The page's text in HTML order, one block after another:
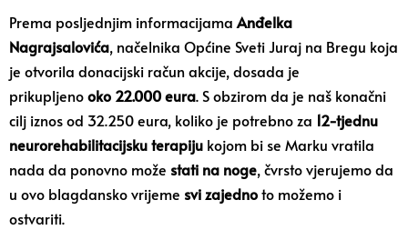
Prema posljednjim informacijama Anđelka
Nagrajsalovića, načelnika Općine Sveti Juraj na Bregu koja
je otvorila donacijski račun akcije, dosada je
prikupljenooko 22.000 eura. S obzirom da je naš konačni
cilj iznos od 32.250 eura, koliko je potrebno za 12-tjednu
neurorehabilitacijsku terapiju kojom bi se Marku vratila
nada da ponovno može stati na noge, čvrsto vjerujemo da
u ovo blagdansko vrijeme svi zajednoto možemo i
ostvariti.